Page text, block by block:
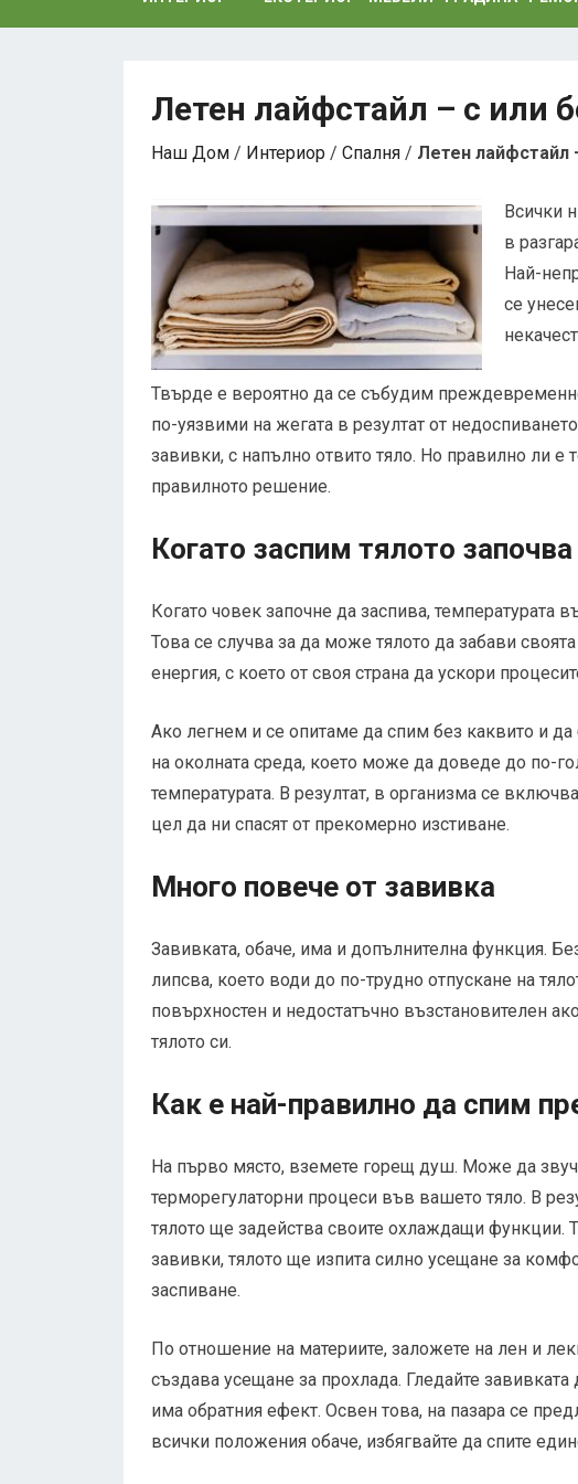
Летен лайфстайл – с или
Наш Дом / Интериор / Спалня / Летен лайфстайл
Всички
в
Най-
се
Твърде е вероятно да се събудим
по-уязвими на жегата в резултат от
завивки, с напълно отвито тяло. Но правилно ли е
правилното решение.
Когато заспим тялото
Когато човек започне да заспива, температурата
Това се случва за да може тялото да забави
енергия, с което от своя страна да ускори
Ако легнем и се опитаме да спим без каквито и
на околната среда, което може да доведе до по-
температурата. В резултат, в организма се
цел да ни спасят от прекомерно изстиване.
Много повече от завивка
Завивката, обаче, има и допълнителна функция.
липсва, което води до по-трудно отпускане на
повърхностен и недостатъчно възстановителен
тялото си.
Как е най-правилно да спим
На първо място, вземете горещ душ. Може да
терморегулаторни процеси във вашето тяло. В
тялото ще задейства своите охлаждащи функции.
завивки, тялото ще изпита силно усещане за
заспиване.
По отношение на материите, заложете на лен и
създава усещане за прохлада. Гледайте
има обратния ефект. Освен това, на пазара се
всички положения обаче, избягвайте да спите